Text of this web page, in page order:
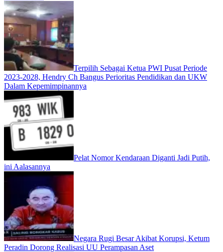
Terpilih Sebagai Ketua PWI Pusat Periode
2023-2028, Hendry Ch Bangus Perioritas Pendidikan dan UKW
Dalam Kepemimpinannya
Pelat Nomor Kendaraan Diganti Jadi Putih,
ini Aalasannya
Negara Rugi Besar Akibat Korupsi, Ketum
Peradin Dorong Realisasi UU Perampasan Aset